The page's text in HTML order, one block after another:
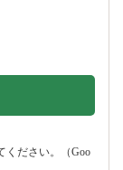
ください。（Goo